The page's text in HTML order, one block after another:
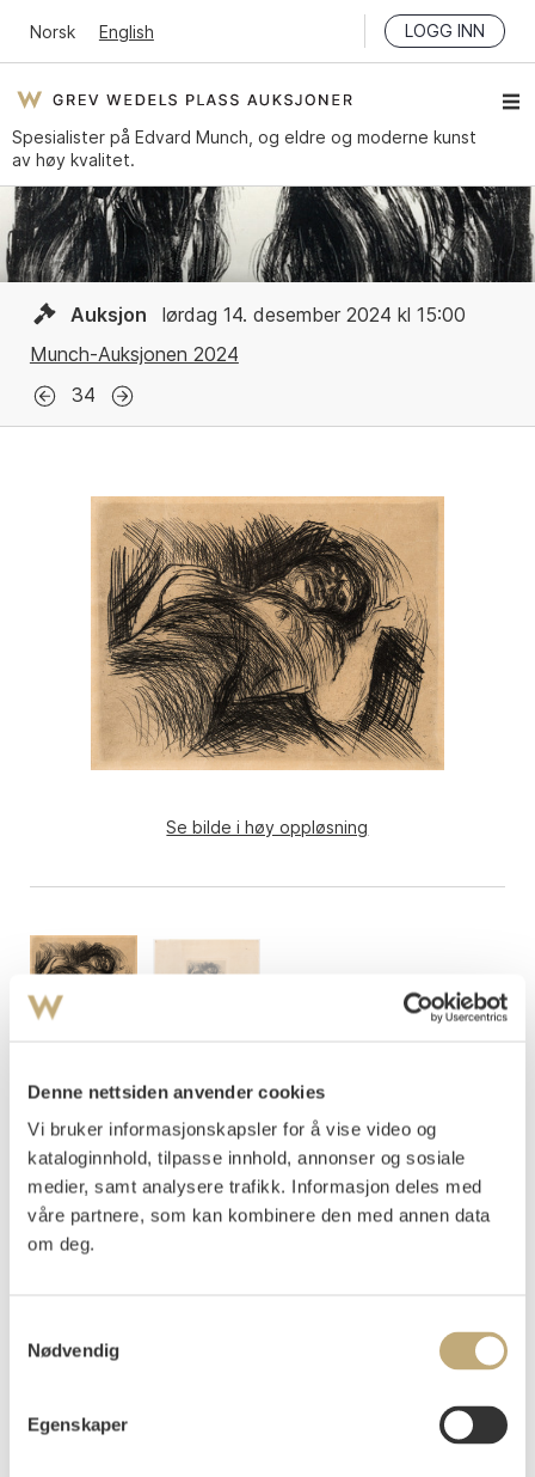
Denne nettsiden anvender cookies
Vi bruker informasjonskapsler for å vise video og
kataloginnhold, tilpasse innhold, annonser og sosiale
medier, samt analysere trafikk. Informasjon deles med
våre partnere, som kan kombinere den med annen data
om deg.
Nødvendig
Egenskaper
Norsk English LOGG INN
Spesialister på Edvard Munch, og eldre og moderne kunst
av høy kvalitet.
Auksjon
lørdag 14. desember 2024 kl 15:00
Munch-Auksjonen 2024
34
Se bilde i høy oppløsning
Munch, Edvard 1863-1944
Radering trykket i grønnsvart på beige papir
Arket: 321x451 mm, Motivet: 132x172 mm
Usignert
Nummerert med stempel i margen nede t.h.: 21
Vurdering
NOK 50 000–60 000